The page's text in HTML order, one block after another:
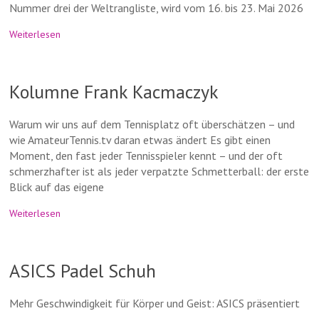
Nummer drei der Weltrangliste, wird vom 16. bis 23. Mai 2026
Weiterlesen
Kolumne Frank Kacmaczyk
Warum wir uns auf dem Tennisplatz oft überschätzen – und
wie AmateurTennis.tv daran etwas ändert Es gibt einen
Moment, den fast jeder Tennisspieler kennt – und der oft
schmerzhafter ist als jeder verpatzte Schmetterball: der erste
Blick auf das eigene
Weiterlesen
ASICS Padel Schuh
Mehr Geschwindigkeit für Körper und Geist: ASICS präsentiert